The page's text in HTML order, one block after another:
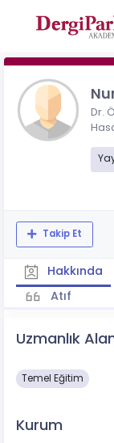
Dr.
Takip Et
Hakkında
Atıf
Uzmanlık
Temel Eğitim
Kurum